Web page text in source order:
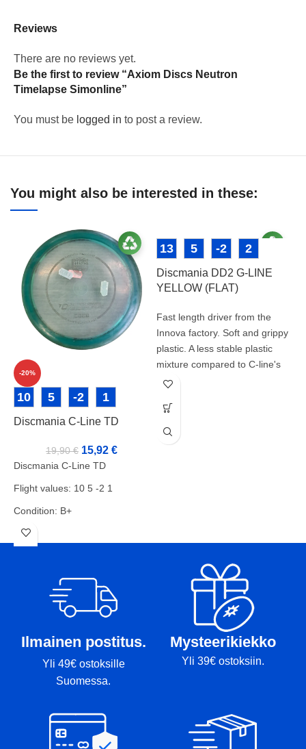
Reviews
There are no reviews yet.
Be the first to review “Axiom Discs Neutron
Timelapse Simonline”
You must be logged in to post a review.
You might also be interested in these:
-20%
10 5 -2 1
Discmania C-Line TD
19,90€ 15,92 €
Discmania C-Line TD
Flight values: 10 5 -2 1
Condition: B+
Weight: 176g
13 5 -2 2
Discmania DD2 G-LINE
YELLOW (FLAT)
Fast length driver from the
Innova factory. Soft and grippy
plastic. A less stable plastic
mixture compared to C-line's
DD2.
Flight values:
Speed 13
Ilmainen postitus.
Yli 49€ ostoksille
Suomessa.
Mysteerikiekko
Yli 39€ ostoksiin.